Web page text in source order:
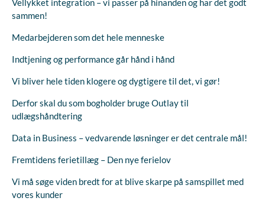
Vellykket integration – vi passer på hinanden og har det godt
sammen!
Medarbejderen som det hele menneske
Indtjening og performance går hånd i hånd
Vi bliver hele tiden klogere og dygtigere til det, vi gør!
Derfor skal du som bogholder bruge Outlay til
udlægshåndtering
Data in Business – vedvarende løsninger er det centrale mål!
Fremtidens ferietillæg – Den nye ferielov
Vi må søge viden bredt for at blive skarpe på samspillet med
vores kunder